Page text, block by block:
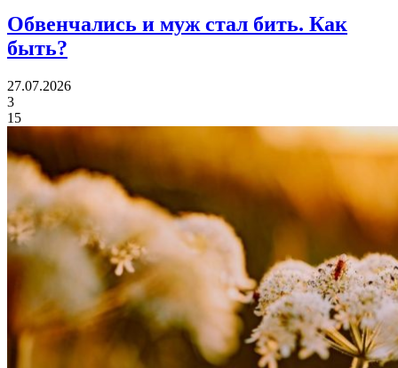
Обвенчались и муж стал бить. Как
быть?
27.07.2026
3
15